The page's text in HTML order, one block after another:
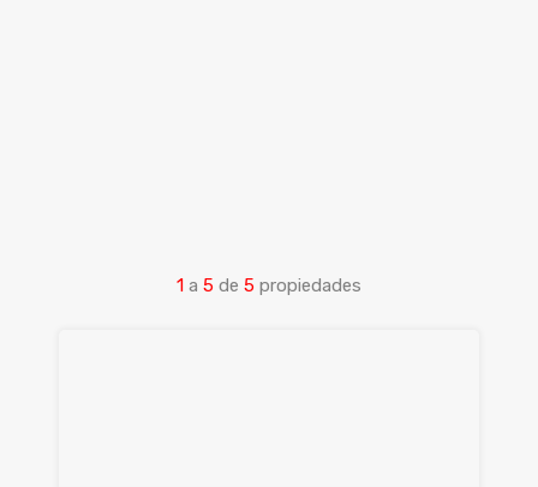
1 a 5 de 5 propiedades